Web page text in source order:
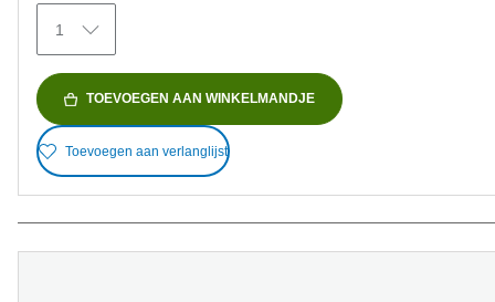
434
beoordelingen
1
TOEVOEGEN AAN WINKELMANDJE
Toevoegen aan verlanglijst